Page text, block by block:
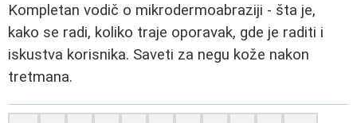
Kompletan vodič o mikrodermoabraziji - šta je,
kako se radi, koliko traje oporavak, gde je raditi i
iskustva korisnika. Saveti za negu kože nakon
tretmana.